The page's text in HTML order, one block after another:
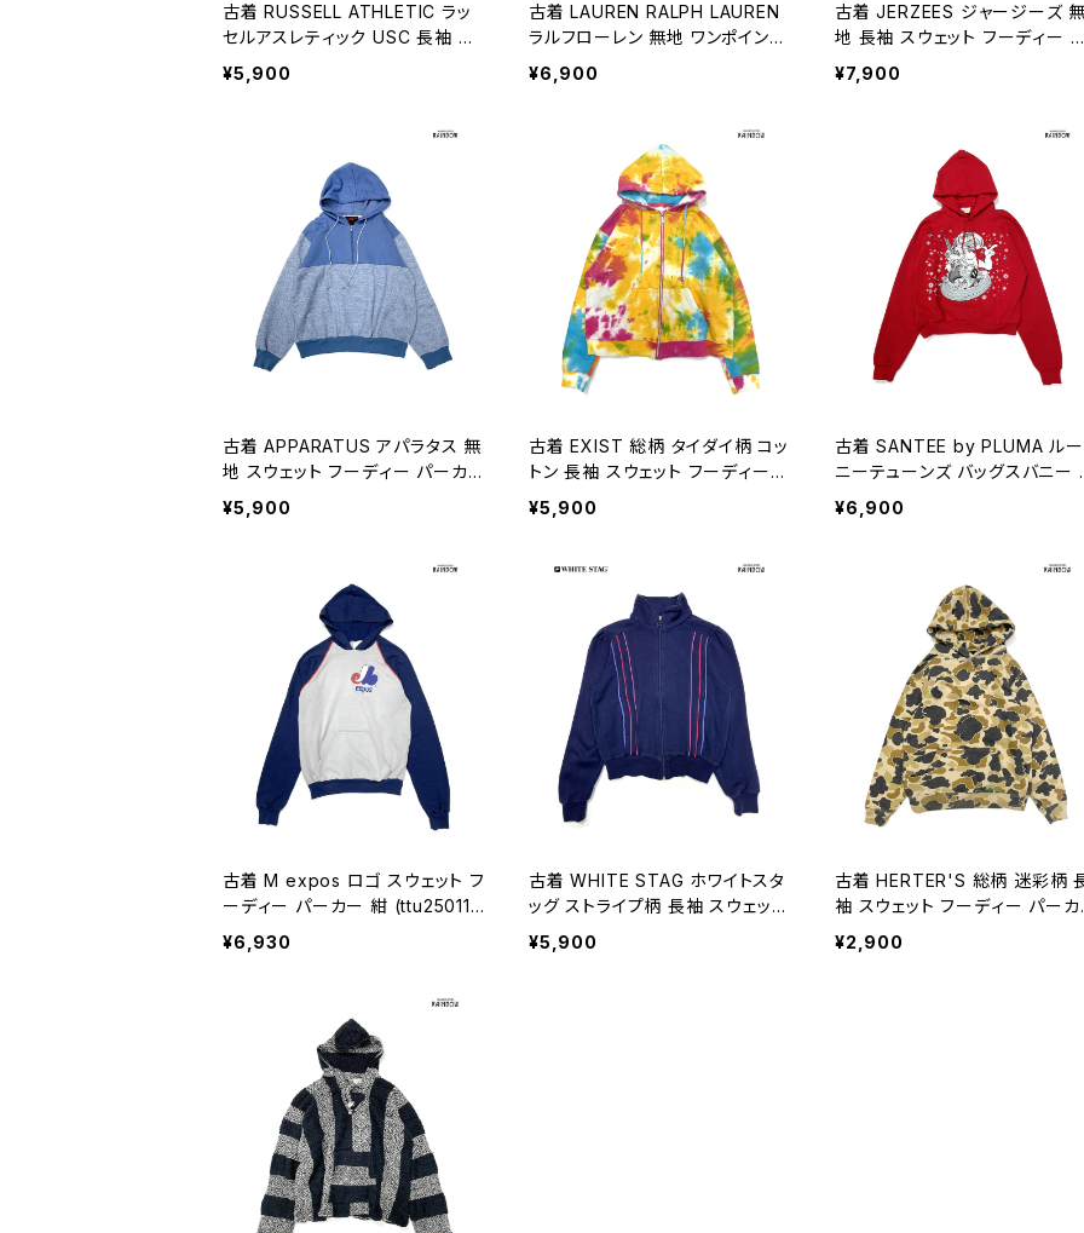
古着 RUSSELL ATHLETIC ラッ
セルアスレティック USC 長袖 ス
ウェット フーディー パーカー グレ
ー (ttu2510237)
¥5,900
古着 LAUREN RALPH LAUREN
ラルフローレン 無地 ワンポイント
ベロア 長袖 スウェット パーカー
黒 (ttu2510159)
¥6,900
古着 JERZEES ジャージーズ 無
地 長袖 スウェット フーディー パ
ーカー 緑 (ttu2509135)
¥7,900
古着 APPARATUS アパラタス 無
地 スウェット フーディー パーカ
ー 青 水色 (ttu2501132)
¥5,900
古着 EXIST 総柄 タイダイ柄 コッ
トン 長袖 スウェット フーディー
パーカー オレンジ カラフル (ttu2
501085)
¥5,900
古着 SANTEE by PLUMA ルー
ニーテューンズ バッグスバニー
メリカ製 プリント 長袖 スウェット
フーディー パーカー 赤 (ttu2501
¥6,900
古着 M expos ロゴ スウェット フ
ーディー パーカー 紺 (ttu250113
1)
¥6,930
古着 WHITE STAG ホワイトスタ
ッグ ストライプ柄 長袖 スウェット
トレーナー 紺 (ttu2410093)
¥5,900
古着 HERTER'S 総柄 迷彩柄
袖 スウェット フーディー パーカ
ー 茶 (ttu2410088)
¥2,900